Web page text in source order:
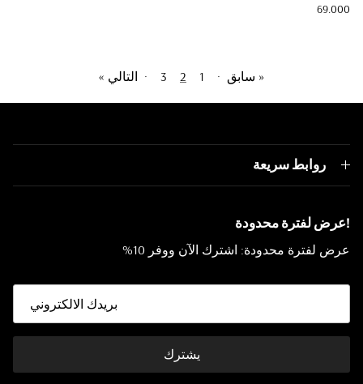
Regular price
69.000
« سابق ·
1
2
3
· التالي »
روابط سريعة
!عرض لفترة محدودة
عرض لفترة محدودة: اشترك الآن ووفر 10%
يشترك